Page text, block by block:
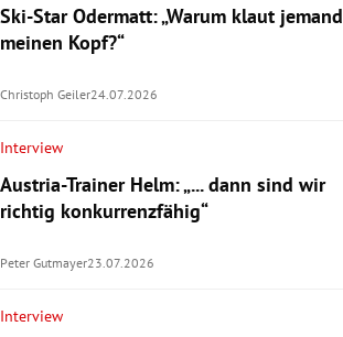
Ski-Star Odermatt: „Warum klaut jemand
meinen Kopf?“
Christoph Geiler24.07.2026
Interview
Austria-Trainer Helm: „... dann sind wir
richtig konkurrenzfähig“
Peter Gutmayer23.07.2026
Interview